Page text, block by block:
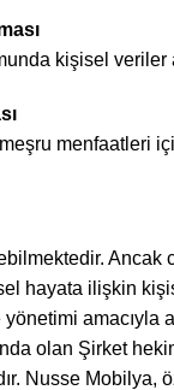
kişisel veriler
menfaatleri
hayata ilişkin
amacıyla
olan Şirket
Nusse